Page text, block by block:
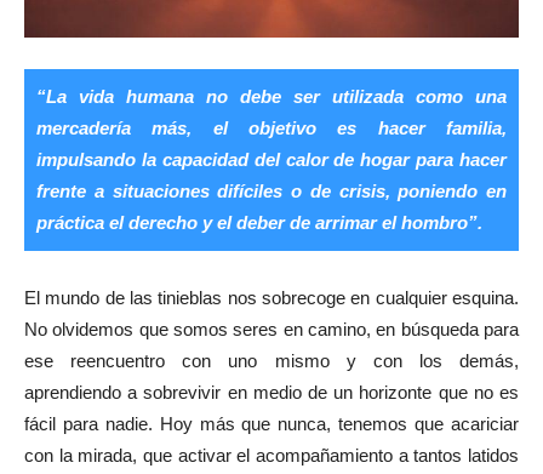
“La vida humana no debe ser utilizada como una
mercadería más, el objetivo es hacer familia,
impulsando la capacidad del calor de hogar para hacer
frente a situaciones difíciles o de crisis, poniendo en
práctica el derecho y el deber de arrimar el hombro”.
El mundo de las tinieblas nos sobrecoge en cualquier esquina.
No olvidemos que somos seres en camino, en búsqueda para
ese reencuentro con uno mismo y con los demás,
aprendiendo a sobrevivir en medio de un horizonte que no es
fácil para nadie. Hoy más que nunca, tenemos que acariciar
con la mirada, que activar el acompañamiento a tantos latidos